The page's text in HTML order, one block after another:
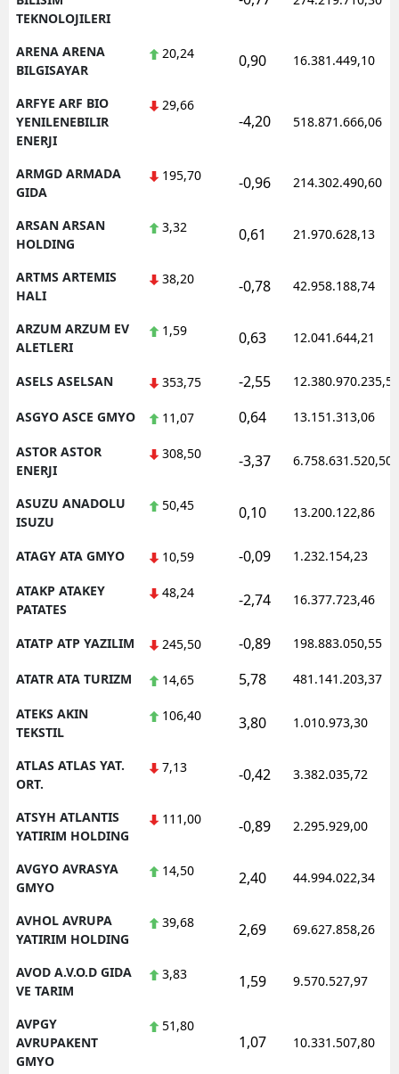
TEKNOLOJILERI
ARENA ARENA
BILGISAYAR
20,24 0,90 16.381.449,10
ARFYE ARF BIO
YENILENEBILIR
ENERJI
29,66
-4,20 518.871.666,06
ARMGD ARMADA
GIDA
195,70 -0,96 214.302.490,60
ARSAN ARSAN
HOLDING
3,32 0,61 21.970.628,13
ARTMS ARTEMIS
HALI
38,20 -0,78 42.958.188,74
ARZUM ARZUM EV
ALETLERI
1,59 0,63 12.041.644,21
ASELS ASELSAN 353,75 -2,55 12.380.970.235,50
ASGYO ASCE GMYO 11,07 0,64 13.151.313,06
ASTOR ASTOR
ENERJI
308,50 -3,37 6.758.631.520,50
ASUZU ANADOLU
ISUZU
50,45 0,10 13.200.122,86
ATAGY ATA GMYO 10,59 -0,09 1.232.154,23
ATAKP ATAKEY
PATATES
48,24 -2,74 16.377.723,46
ATATP ATP YAZILIM 245,50 -0,89 198.883.050,55
ATATR ATA TURIZM 14,65 5,78 481.141.203,37
ATEKS AKIN
TEKSTIL
106,40 3,80 1.010.973,30
ATLAS ATLAS YAT.
ORT.
7,13 -0,42 3.382.035,72
ATSYH ATLANTIS
YATIRIM HOLDING
111,00 -0,89 2.295.929,00
AVGYO AVRASYA
GMYO
14,50 2,40 44.994.022,34
AVHOL AVRUPA
YATIRIM HOLDING
39,68 2,69 69.627.858,26
AVOD A.V.O.D GIDA
VE TARIM
3,83 1,59 9.570.527,97
AVPGY
AVRUPAKENT
GMYO
51,80
1,07 10.331.507,80